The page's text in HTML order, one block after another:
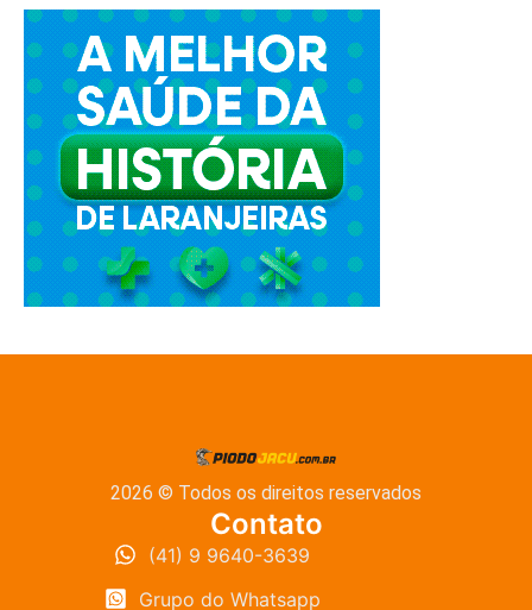
2026 © Todos os direitos reservados
Contato
(41) 9 9640-3639
Grupo do Whatsapp